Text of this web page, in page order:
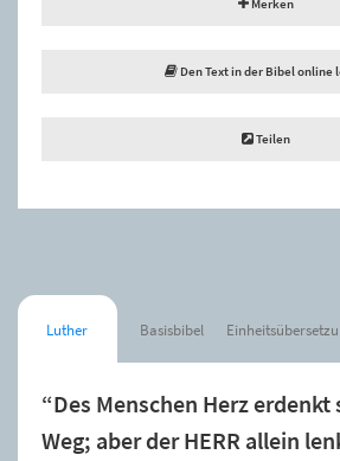
Den Text in der Bibel online
Teilen
Luther Basisbibel
“Des Menschen Herz erdenkt
Weg; aber der HERR allein